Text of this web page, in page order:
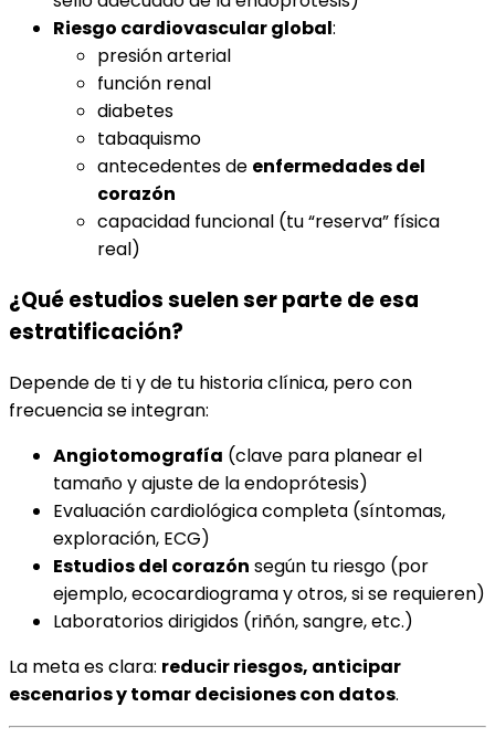
Riesgo cardiovascular global:
presión arterial
función renal
diabetes
tabaquismo
antecedentes de enfermedades del
corazón
capacidad funcional (tu “reserva” física
real)
¿Qué estudios suelen ser parte de esa
estratificación?
Depende de ti y de tu historia clínica, pero con
frecuencia se integran:
Angiotomografía (clave para planear el
tamaño y ajuste de la endoprótesis)
Evaluación cardiológica completa (síntomas,
exploración, ECG)
Estudios del corazón según tu riesgo (por
ejemplo, ecocardiograma y otros, si se requieren)
Laboratorios dirigidos (riñón, sangre, etc.)
La meta es clara: reducir riesgos, anticipar
escenarios y tomar decisiones con datos.